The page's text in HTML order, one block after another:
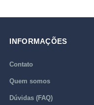
INFORMAÇÕES
Contato
Quem somos
Dúvidas (FAQ)